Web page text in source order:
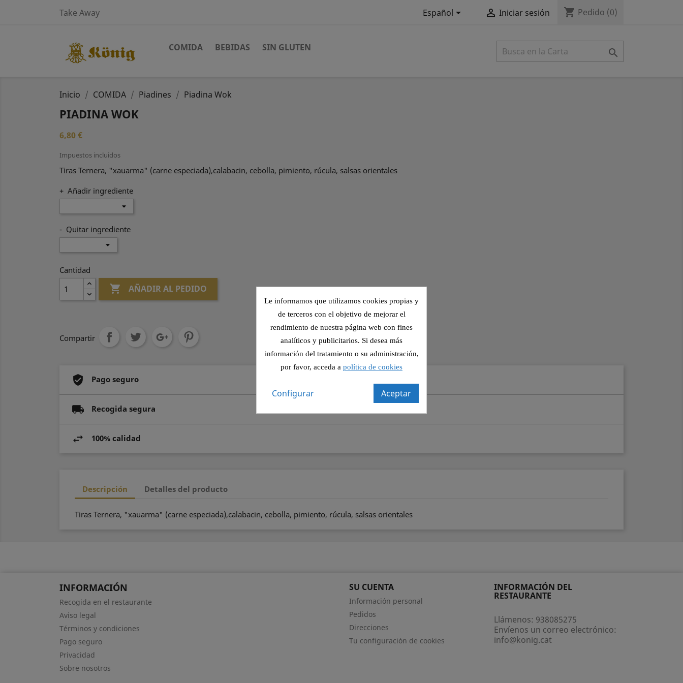
Take Away Español  Iniciar sesión shopping_cart Pedido (0)
COMIDA BEBIDAS SIN GLUTEN 
Inicio COMIDA Piadines Piadina Wok
PIADINA WOK
6,80 €
Impuestos incluidos
Tiras Ternera, "xauarma" (carne especiada),calabacin, cebolla, pimiento, rúcula, salsas orientales
+ Añadir ingrediente
- Quitar ingrediente
Cantidad
 AÑADIR AL PEDIDO
Compartir
Pago seguro
Recogida segura
100% calidad
Descripción Detalles del producto
Tiras Ternera, "xauarma" (carne especiada),calabacin, cebolla, pimiento, rúcula, salsas orientales
INFORMACIÓN
Recogida en el restaurante
Aviso legal
Términos y condiciones
Pago seguro
Privacidad
Sobre nosotros
SU CUENTA
Información personal
Pedidos
Direcciones
Tu configuración de cookies
INFORMACIÓN DEL
RESTAURANTE
Llámenos: 938085275
Envíenos un correo electrónico:
info@konig.cat
Le informamos que utilizamos cookies propias y
de terceros con el objetivo de mejorar el
rendimiento de nuestra página web con fines
analíticos y publicitarios. Si desea más
información del tratamiento o su administración,
por favor, acceda a política de cookies
Aceptar
Configurar